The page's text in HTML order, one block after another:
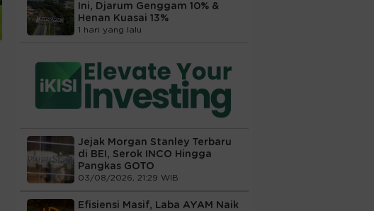
Ini, Djarum Genggam 10% &
Henan Kuasai 13%
1 hari yang lalu
Jejak Morgan Stanley Terbaru
di BEI, Serok INCO Hingga
Pangkas GOTO
03/08/2026, 21:29 WIB
Efisiensi Masif, Laba AYAM Naik